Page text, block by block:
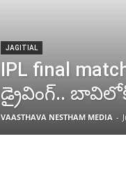
JAGITIAL
IPL final
డ్రైవింగ్..
VAASTHAVA NESTHAM MEDIA -